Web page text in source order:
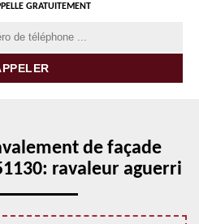
GRATUITEMENT
de façade
ravaleur aguerri